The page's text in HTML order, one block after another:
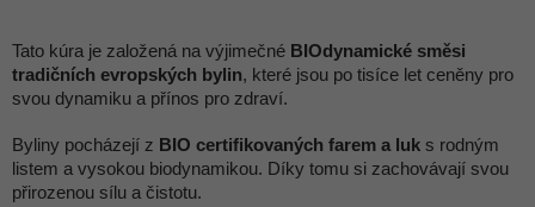
Tato kúra je založená na výjimečné BIOdynamické směsi
tradičních evropských bylin, které jsou po tisíce let ceněny pro
svou dynamiku a přínos pro zdraví.
Byliny pocházejí z BIO certifikovaných farem a luk s rodným
listem a vysokou biodynamikou. Díky tomu si zachovávají svou
přirozenou sílu a čistotu.